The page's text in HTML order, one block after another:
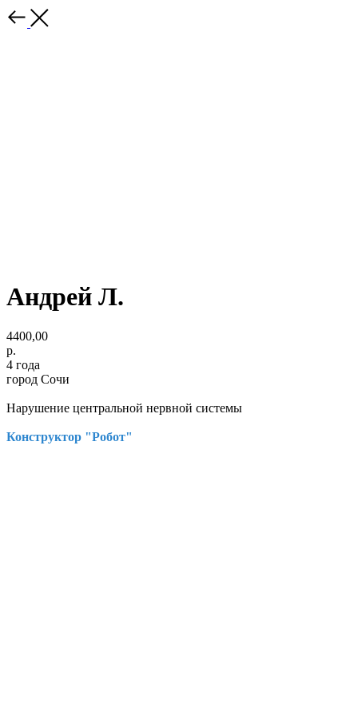
Андрей Л.
4400,00
р.
4 года
город Сочи
Нарушение центральной нервной системы
Конструктор "Робот"